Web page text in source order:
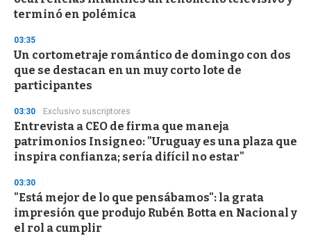
f
3
s
e
c
o
n
d
terminó en polémica
03:35
Un cortometraje romántico de domingo con dos
que se destacan en un muy corto lote de
participantes
03:30 Exclusivo suscriptores
Entrevista a CEO de firma que maneja
patrimonios Insigneo: "Uruguay es una plaza que
inspira confianza; sería difícil no estar"
03:30
"Está mejor de lo que pensábamos": la grata
impresión que produjo Rubén Botta en Nacional y
el rol a cumplir